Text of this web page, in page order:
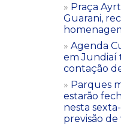
Praça
Guarani,
Agenda
em Jundiaí
contação
Parques
estarão
nesta
previsão